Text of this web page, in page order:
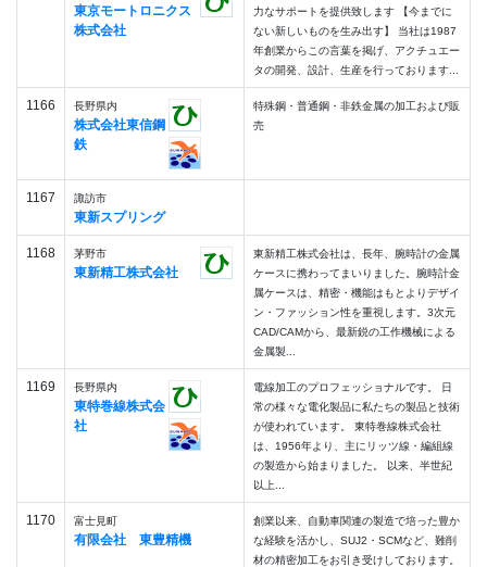
東京モートロニクス
株式会社
力なサポートを提供致します 【今までに
ない新しいものを生み出す】 当社は1987
年創業からこの言葉を掲げ、アクチュエー
タの開発、設計、生産を行っております...
1166 長野県内
株式会社東信鋼
鉄
特殊鋼・普通鋼・非鉄金属の加工および販
売
1167 諏訪市
東新スプリング
1168 茅野市
東新精工株式会社
東新精工株式会社は、長年、腕時計の金属
ケースに携わってまいりました。腕時計金
属ケースは、精密・機能はもとよりデザイ
ン・ファッション性を重視します。3次元
CAD/CAMから、最新鋭の工作機械による
金属製...
1169 長野県内
東特巻線株式会
社
電線加工のプロフェッショナルです。 日
常の様々な電化製品に私たちの製品と技術
が使われています。 東特巻線株式会社
は、1956年より、主にリッツ線・編組線
の製造から始まりました。 以来、半世紀
以上...
1170 富士見町
有限会社 東豊精機
創業以来、自動車関連の製造で培った豊か
な経験を活かし、SUJ2・SCMなど、難削
材の精密加工をお引き受けしております。